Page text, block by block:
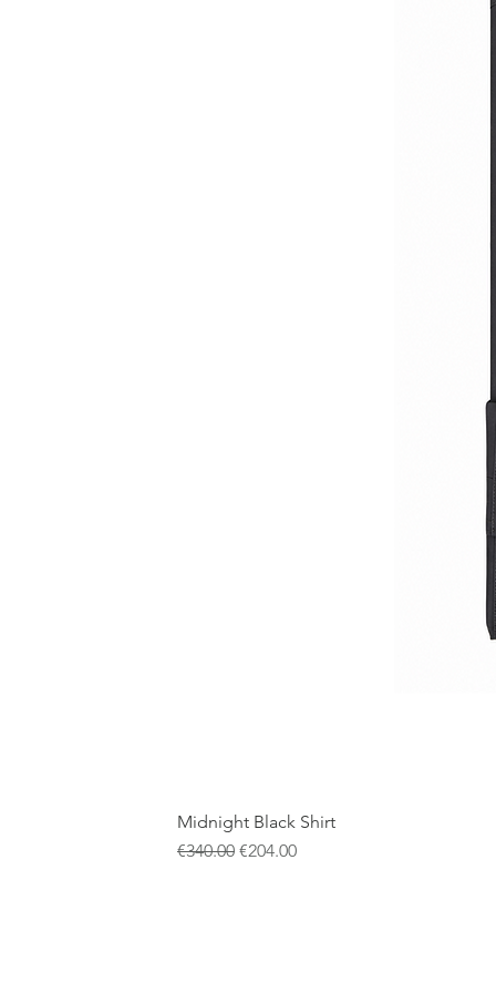
Midnight Black Shirt
通常価格
€340.00 セール価格
€204.00